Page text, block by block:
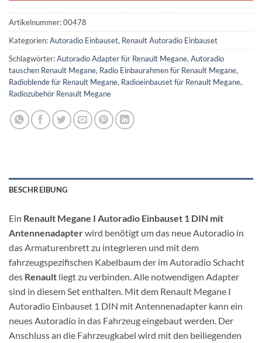
Artikelnummer:00478
Kategorien:Autoradio Einbauset, Renault Autoradio Einbauset
Schlagwörter:Autoradio Adapter für Renault Megane, Autoradio
tauschen Renault Megane, Radio Einbaurahmen für Renault Megane,
Radioblende für Renault Megane, Radioeinbauset für Renault Megane,
Radiozubehör Renault Megane
BESCHREIBUNG
Ein Renault Megane I Autoradio Einbauset 1 DIN mit
Antennenadapterwird benötigt um das neue Autoradio in
das Armaturenbrett zu integrieren und mit dem
fahrzeugspezifischen Kabelbaum der im Autoradio Schacht
des Renault liegt zu verbinden. Alle notwendigen Adapter
sind in diesem Set enthalten. Mit dem Renault Megane I
Autoradio Einbauset 1 DIN mit Antennenadapter kann ein
neues Autoradio in das Fahrzeug eingebaut werden. Der
Anschluss an die Fahrzeugkabel wird mit den beiliegenden